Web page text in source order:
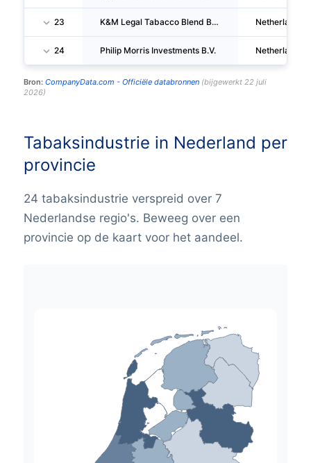
23 K&M Legal Tabacco Blend B.V. Netherlands
24 Philip Morris Investments B.V. Netherlands
Bron: CompanyData.com - Officiële databronnen(bijgewerkt 22 juli
2026)
Tabaksindustrie in Nederland per
provincie
24 tabaksindustrie verspreid over 7
Nederlandse regio's. Beweeg over een
provincie op de kaart voor het aandeel.